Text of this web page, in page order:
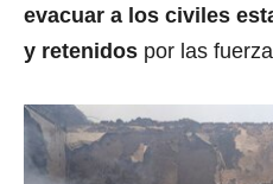
evacuar a los civiles
y retenidos por las